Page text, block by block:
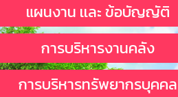
แผนงาน เเละ ข้อบัญญัติ
การบริหารงานคลัง
การบริหารทรัพยากรบุคคล